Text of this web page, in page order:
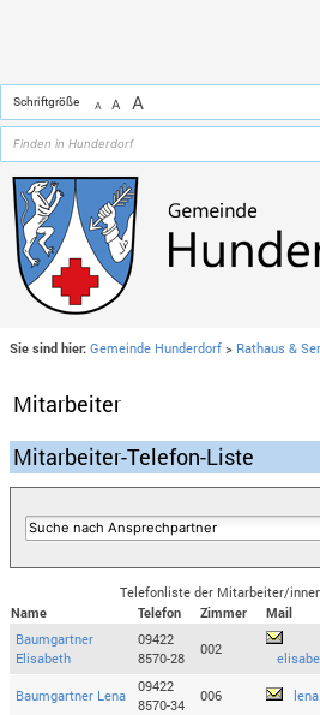
Schriftgröße A A A
Sie sind hier: Gemeinde Hunderdorf > Rathaus &
Mitarbeiter
Mitarbeiter-Telefon-Liste
Telefonliste der Mitarbeiter/
Name
Telefon Zimmer
Mail
Baumgartner
Elisabeth
09422
8570-28
002
Baumgartner Lena
09422
8570-34
006